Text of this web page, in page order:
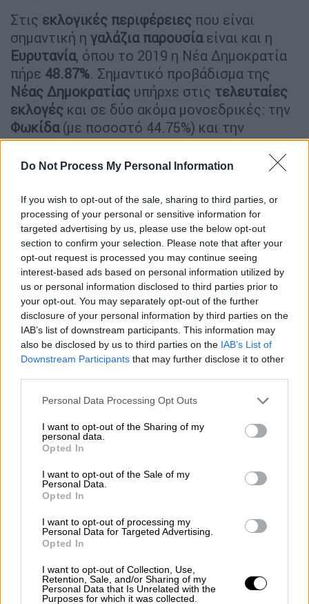
Do Not Process My Personal Information
If you wish to opt-out of the sale, sharing to third parties, or
processing of your personal or sensitive information for
targeted advertising by us, please use the below opt-out
section to confirm your selection. Please note that after your
opt-out request is processed you may continue seeing
interest-based ads based on personal information utilized by
us or personal information disclosed to third parties prior to
your opt-out. You may separately opt-out of the further
disclosure of your personal information by third parties on the
IAB’s list of downstream participants. This information may
also be disclosed by us to third parties on the IAB’s List of
Downstream Participants that may further disclose it to other
Please note that this website/app uses one or more Google
not limited to your visit or usage behaviour. You may click to
grant or deny consent to Google and its third-party tags to
use your data for below specified purposes in below Google
consent section.
Personal Data Processing Opt Outs
I want to opt-out of the Sharing of my
personal data.
Opted In
I want to opt-out of the Sale of my
Personal Data.
Opted In
I want to opt-out of processing my
Personal Data for Targeted Advertising.
Opted In
I want to opt-out of Collection, Use,
Retention, Sale, and/or Sharing of my
Personal Data that Is Unrelated with the
Purposes for which it was collected.
Στις εκλογικές περιφέρειες που είναι
σημαντική η γαλάζια παρουσίαείναι και η
Ευρυτανία, όπου το 2019 η Νέα Δημοκρατία
πήρε 48.87%. Σημαντικό προβάδισμα της
Νέας Δημοκρατίας υπήρχε στις τελευταίες
εκλογές και σε δύο ακόμα μονοεδρικές: την
Φωκίδα(με ποσοστό 44.75%) και την
Θεσπρωτία (41.14%). Να σημειωθεί πως η
Θεσπρωτίαέγινε μονοεδρική μετά την
2019 εκλεγόντουσαν δυο βουλευτές.
Μία μονοεδρική που αυτή τη φορά αποκτά
ιδιαίτερο ενδιαφέρον είναι ταΓρεβενά,
καθώς μένει να φανεί αν η υπόθεσηΠάτση
(υπενθυμίζεται πως υπήρξε διαγραφή του
βουλευτή) θα επηρεάσει την εκλογική
συμπεριφορά. Στην αναμέτρηση του 2019 το
κυβερνών κόμμα είχε συγκεντρώσει
ποσοστό43.1%, διατηρώντας μεγάλη
πως θα δοθεί στη μονοεδρική της
Κεφαλονιάς
εκλογές ηΝέα Δημοκρατίαείχε έρθει πρώτη
αλλά με ποσοστό χαμηλότερο από αυτό που
Ειδικότερα το κυβερνών κόμμα είχε πάρει
37,94% ενώ ο
Σαφώς καλύτερες επιδόσεις είχε η
ΔημοκρατίαστηΖάκυνθο(ποσοστό 41,9%)
και στηΛευκάδα(ποσοστό 44.37%